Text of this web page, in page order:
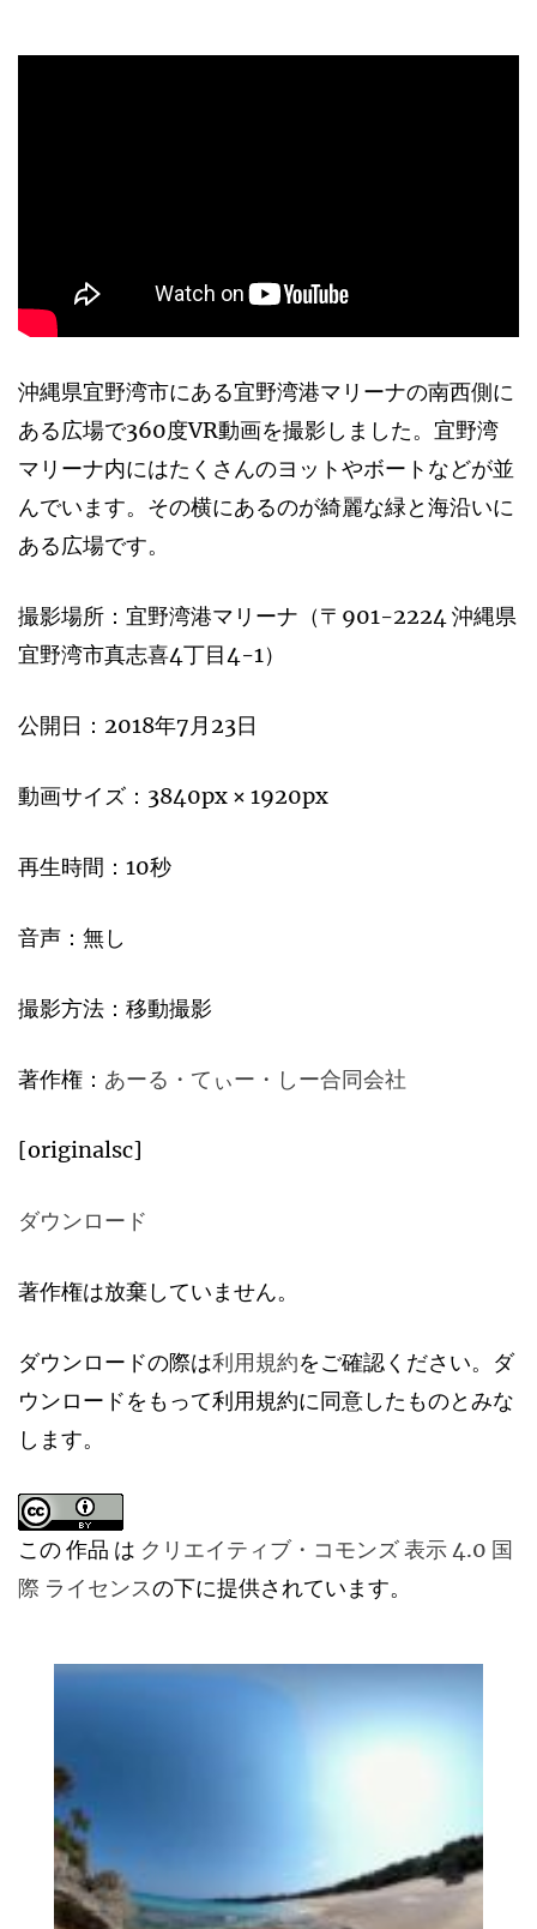
沖縄県宜野湾市にある宜野湾港マリーナの南西側に
ある広場で360度VR動画を撮影しました。宜野湾
マリーナ内にはたくさんのヨットやボートなどが並
んでいます。その横にあるのが綺麗な緑と海沿いに
ある広場です。
撮影場所：宜野湾港マリーナ（〒901-2224 沖縄県
宜野湾市真志喜4丁目4-1）
公開日：2018年7月23日
動画サイズ：3840px × 1920px
再生時間：10秒
音声：無し
撮影方法：移動撮影
著作権： あーる・てぃー・しー合同会社
[originalsc]
ダウンロード
著作権は放棄していません。
ダウンロードの際は利用規約をご確認ください。ダ
ウンロードをもって利用規約に同意したものとみな
します。
この 作品 は クリエイティブ・コモンズ 表示 4.0 国
際 ライセンスの下に提供されています。